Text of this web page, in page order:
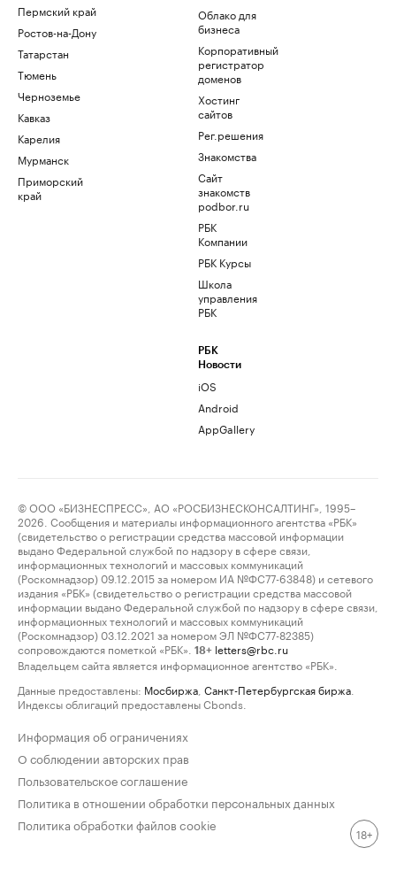
Пермский край
Ростов-на-Дону
Татарстан
Тюмень
Черноземье
Кавказ
Карелия
Мурманск
Приморский
край
Облако для
бизнеса
Корпоративный
регистратор
доменов
Хостинг
сайтов
Рег.решения
Знакомства
Сайт
знакомств
podbor.ru
РБК
Компании
РБК Курсы
Школа
управления
РБК
РБК
Новости
iOS
Android
AppGallery
© ООО «БИЗНЕСПРЕСС», АО «РОСБИЗНЕСКОНСАЛТИНГ», 1995–
2026. Сообщения и материалы информационного агентства «РБК»
(свидетельство о регистрации средства массовой информации
выдано Федеральной службой по надзору в сфере связи,
информационных технологий и массовых коммуникаций
(Роскомнадзор) 09.12.2015 за номером ИА №ФС77-63848) и сетевого
издания «РБК» (свидетельство о регистрации средства массовой
информации выдано Федеральной службой по надзору в сфере связи,
информационных технологий и массовых коммуникаций
(Роскомнадзор) 03.12.2021 за номером ЭЛ №ФС77-82385)
сопровождаются пометкой «РБК».
18+ letters@rbc.ru
Владельцем сайта является информационное агентство «РБК».
Данные предоставлены: Мосбиржа Санкт-Петербургская биржа
Индексы облигаций предоставлены Cbonds.
Информация об ограничениях
О соблюдении авторских прав
Пользовательское соглашение
Политика в отношении обработки персональных данных
Политика обработки файлов cookie
18+